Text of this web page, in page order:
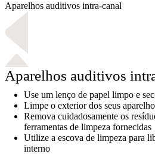
Aparelhos auditivos intra-canal
Aparelhos auditivos
Use um lenço de papel limpo e
Limpe o exterior dos seus
Remova cuidadosamente os
ferramentas de limpeza fornecidas
Utilize a escova de limpeza para
interno